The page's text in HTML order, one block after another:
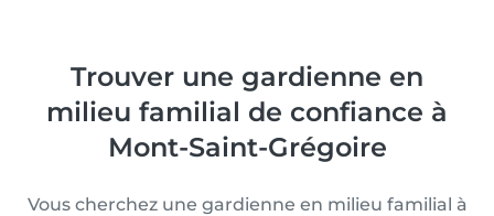
Trouver une gardienne en
milieu familial de confiance à
Mont-Saint-Grégoire
Vous cherchez une gardienne en milieu familial à